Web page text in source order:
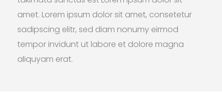
amet. Lorem ipsum dolor sit amet, consetetur
sadipscing elitr, sed diam nonumy eirmod
tempor invidunt ut labore et dolore magna
aliquyam erat.